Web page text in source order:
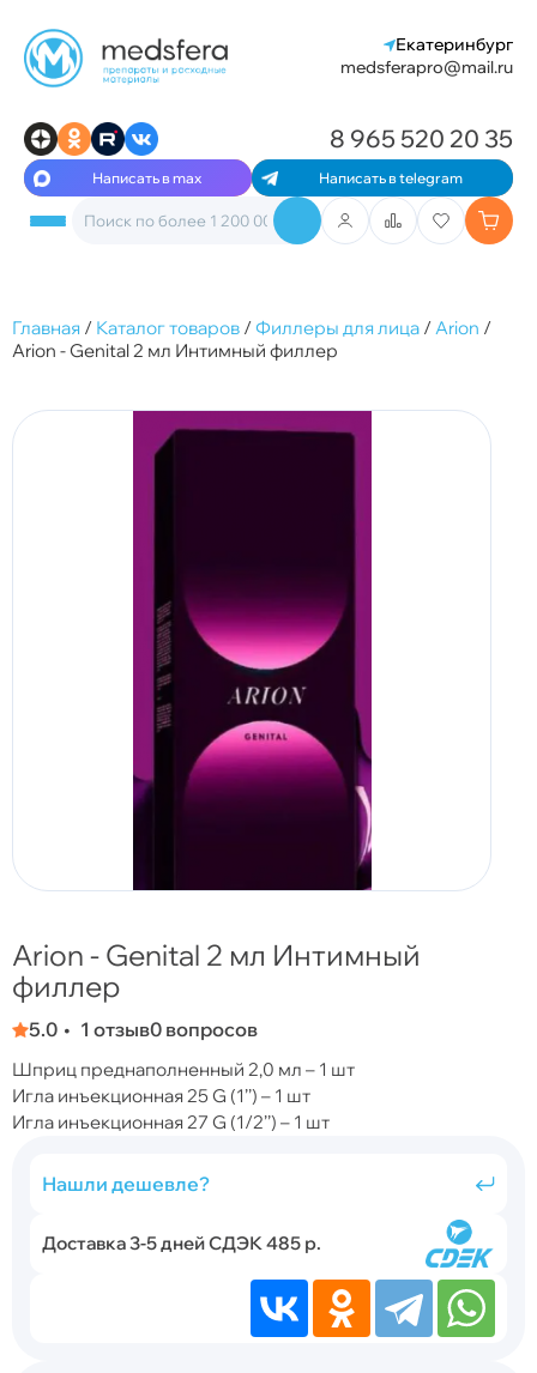
Екатеринбург
medsferapro@mail.ru
Написать в max Написать в telegram
8 965 520 20 35
Главная / Каталог товаров /Филлеры для лица /Arion /
Arion - Genital 2 мл Интимный филлер
Arion - Genital 2 мл Интимный
филлер
5.0 1 отзыв0 вопросов
Шприц преднаполненный 2,0 мл – 1 шт
Игла инъекционная 25 G (1’’) – 1 шт
Игла инъекционная 27 G (1/2’’) – 1 шт
Нашли дешевле?
Доставка 3-5 дней СДЭК 485 р.